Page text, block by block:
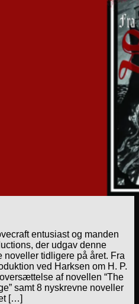
entusiast og manden
der udgav denne
tidligere på året. Fra
ved Harksen om H. P.
af novellen “The
samt 8 nyskrevne noveller
[…]